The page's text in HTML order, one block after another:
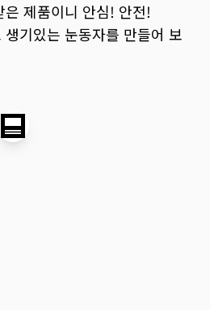
제품이니 안심! 안전!
기있는 눈동자를 만들어 보